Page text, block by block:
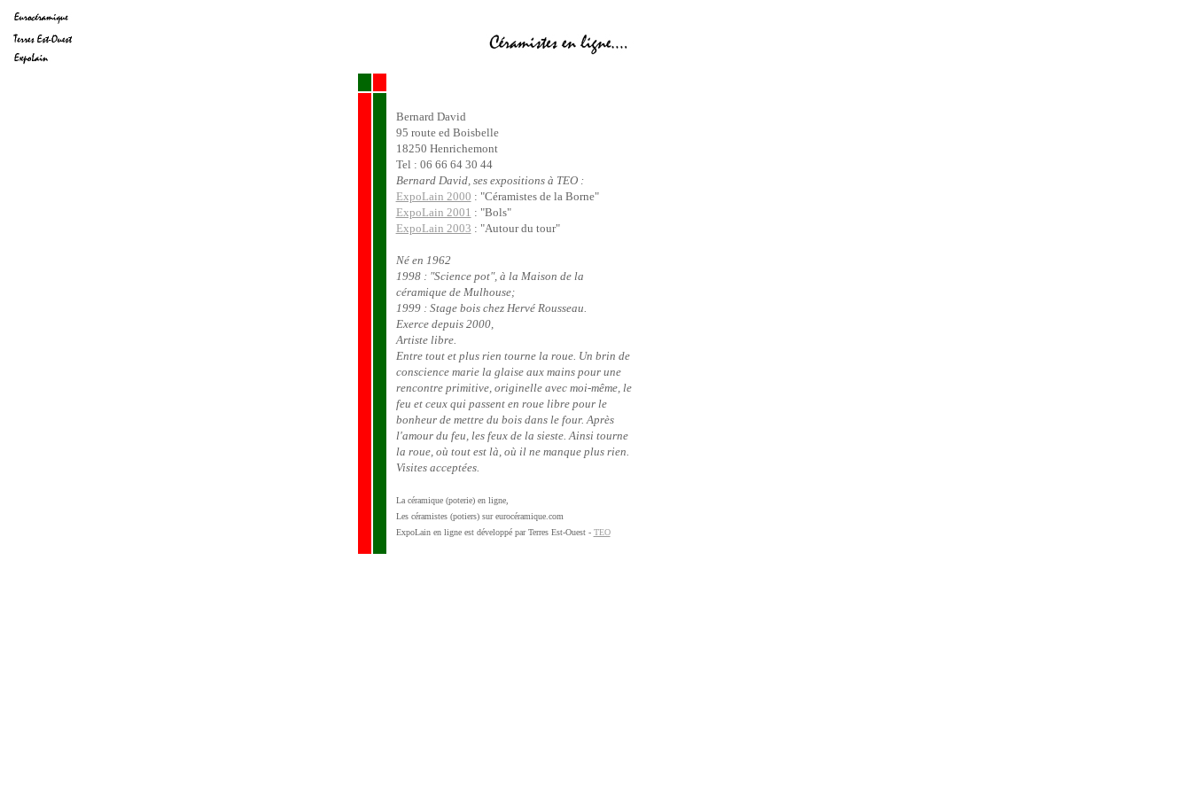
Bernard David
95 route ed Boisbelle
18250 Henrichemont
Tel : 06 66 64 30 44
Bernard David, ses expositions à TEO :
ExpoLain 2000 : "Céramistes de la Borne"
ExpoLain 2001 : "Bols"
ExpoLain 2003 : "Autour du tour"
Né en 1962
1998 : "Science pot", à la Maison de la
céramique de Mulhouse;
1999 : Stage bois chez Hervé Rousseau.
Exerce depuis 2000,
Artiste libre.
Entre tout et plus rien tourne la roue. Un brin de
conscience marie la glaise aux mains pour une
rencontre primitive, originelle avec moi-même, le
feu et ceux qui passent en roue libre pour le
bonheur de mettre du bois dans le four. Après
l'amour du feu, les feux de la sieste. Ainsi tourne
la roue, où tout est là, où il ne manque plus rien.
Visites acceptées.
La céramique (poterie) en ligne,
Les céramistes (potiers) sur eurocéramique.com
ExpoLain en ligne est développé par Terres Est-Ouest - TEO